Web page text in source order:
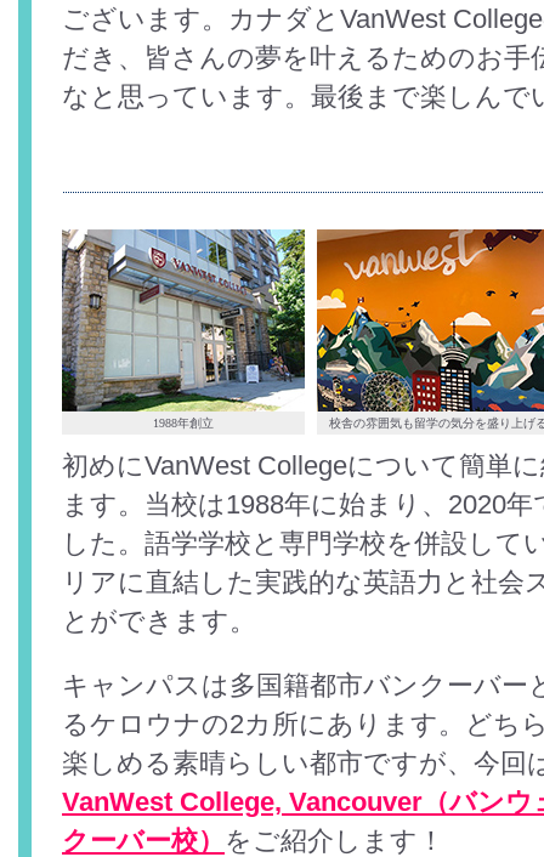
ございます。カナダとVanWest
だき、皆さんの夢を叶えるためのお手
なと思っています。最後まで楽しんで
1988年創立 校舎の雰囲気も留学の気分を盛り上げ
初めにVanWest Collegeについて簡単
ます。当校は1988年に始まり、2020
した。語学学校と専門学校を併設して
リアに直結した実践的な英語力と社会
とができます。
キャンパスは多国籍都市バンクーバー
るケロウナの2カ所にあります。どち
楽しめる素晴らしい都市ですが、今回
VanWest College, Vancouver（バン
クーバー校） をご紹介します！